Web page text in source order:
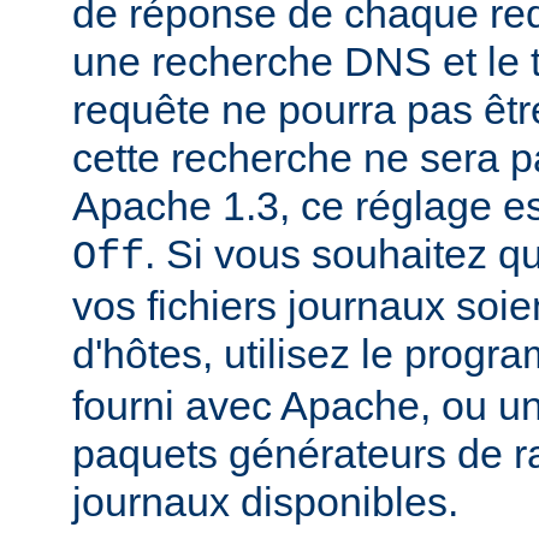
de réponse de chaque
une recherche DNS et le
requête ne pourra pas
cette recherche ne sera
Apache 1.3, ce réglage
Off. Si vous souhaitez
vos fichiers journaux
d'hôtes, utilisez le
fourni avec Apache, ou
paquets générateurs de
journaux disponibles.